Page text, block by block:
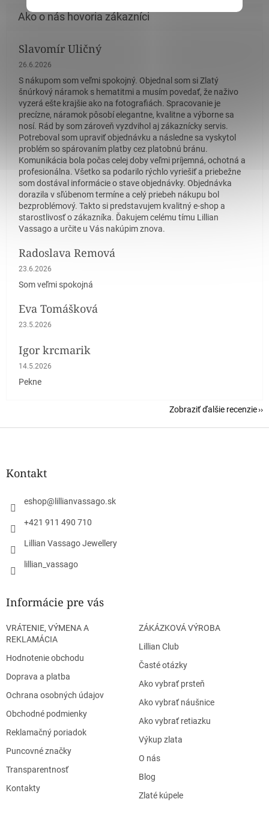
Slavomír Uličný
Hodnotenie obchodu je 5 z 5 hviezdičiek.
26.6.2026
S nákupom som veľmi spokojný. Objednal som si Zlatý
šnúrkový náramok s hematitmi a musím povedať, že naživo
vyzerá ešte krajšie ako na fotografiách. Spracovanie je
precízne, náramok pôsobí elegantne, kvalitne a výborne sa
nosí. Rád by som zároveň vyzdvihol aj zákaznícky servis.
Potreboval som upraviť objednávku a následne sa vyskytol
problém so spárovaním platby cez platobnú bránu.
Komunikácia bola počas celej doby veľmi príjemná, ochotná a
profesionálna. Všetko sa podarilo rýchlo vyriešiť a priebežne
som dostával informácie o stave objednávky. Objednávka
dorazila v sľúbenom termíne a celý priebeh nákupu bol
bezproblémový. Takto si predstavujem kvalitný e-shop a
starostlivosť o zákazníka. Ďakujem celému tímu Lillian
Vassago a určite u Vás nakúpim znova.
Radoslava Remová
Hodnotenie obchodu je 5 z 5 hviezdičiek.
23.6.2026
Som veľmi spokojná
Eva Tomášková
Hodnotenie obchodu je 5 z 5 hviezdičiek.
23.5.2026
Igor krcmarik
Hodnotenie obchodu je 5 z 5 hviezdičiek.
14.5.2026
Pekne
Zobraziť ďalšie recenzie
Z
Kontakt
eshop@ lillianvassago.sk
+421 911 490 710
Lillian Vassago Jewellery
lillian_vassago
Informácie pre vás
VRÁTENIE, VÝMENA A
REKLAMÁCIA
Hodnotenie obchodu
Doprava a platba
Ochrana osobných údajov
Obchodné podmienky
Reklamačný poriadok
Puncovné značky
Transparentnosť
Kontakty
ZÁKÁZKOVÁ VÝROBA
Lillian Club
Časté otázky
Ako vybrať prsteň
Ako vybrať náušnice
Ako vybrať retiazku
Výkup zlata
O nás
Blog
Zlaté kúpele